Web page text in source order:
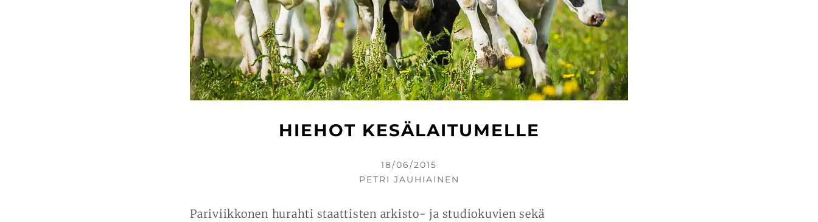
HIEHOT KESÄLAITUMELLE
KIRJOITETTU
18/06/2015
KIRJOITTAJA
PETRI JAUHIAINEN
Pariviikkonen hurahti staattisten arkisto- ja studiokuvien sekä